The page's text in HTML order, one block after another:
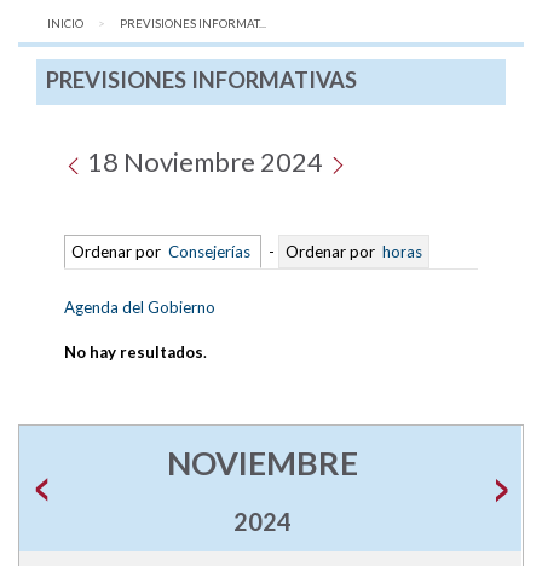
INICIO AQUÍ:
PREVISIONES INFORMAT...
PREVISIONES INFORMATIVAS
18 Noviembre 2024
Ordenar por Consejerías - Ordenar por horas
Agenda del Gobierno
No hay resultados.
NOVIEMBRE
2024